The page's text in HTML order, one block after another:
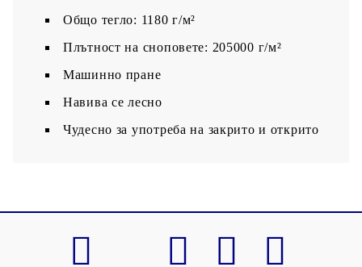
Общо тегло: 1180 г/м²
Плътност на сноповете: 205000 г/м²
Машинно пране
Навива се лесно
Чудесно за употреба на закрито и открито